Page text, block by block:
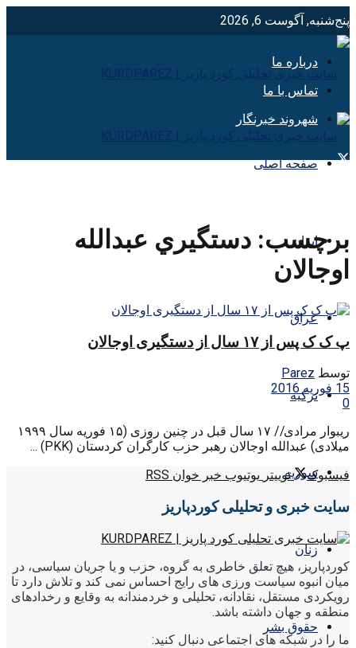
پنج‌شنبه, آگوست 6, 2026
درباره ما
تماس با ما
شهروند خبرنگار
صفحه اصلی
ایران
عراق
ترکیه
سوریه
زنان
حقوق بشر
برچسب: دستگيري عبدالله
اوجالان
پ ک ک پس از ۱۷ سال از دستگیری اوجالان
توسط Parez
15 فوریه 2016
0
ریبوار مرادی// ۱۷ سال قبل در چنین روزی (۱۵ فوریه سال ۱۹۹۹
میلادی) عبدالله اوجالان رهبر حزب کارگران کردستان (PKK) ...
فیسبوک
توییتر یوتیوب خبر خوان RSS
سایت خبری و تحلیلی کوردپاریز
کوردپاریز، هیچ تعلق خاطری به گروه، حزب و یا جریان سیاسی، در
میان انبوه سیاست ورزی های رایج احساس نمی کند و تلاش دارد تا
رویکردی مستقل، نقادانه، تحلیلی و خردمندانه به وقایع و رخدادهای
منطقه و جهان داشته باشد.
ما را در شبکه های اجتماعی دنبال کنید: